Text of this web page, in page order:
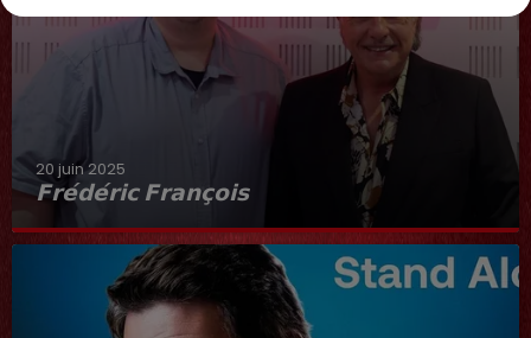
20 juin 2025
𝗙𝗿𝗲́𝗱𝗲́𝗿𝗶𝗰 𝗙𝗿𝗮𝗻𝗰̧𝗼𝗶𝘀
Interview du 20 juin 2025